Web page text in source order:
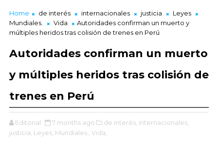
Home de interés internacionales justicia
Leyes
Mundiales.
Vida
Autoridades confirman un muerto y
múltiples heridos tras colisión de trenes en Perú
Autoridades confirman un muerto
y múltiples heridos tras colisión de
trenes en Perú
Editorial 7 months ago de interés, internacionales,
justicia, Leyes, Mundiales., Vida,